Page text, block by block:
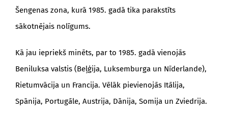
Šengenas zona, kurā 1985. gadā tika parakstīts
sākotnējais nolīgums.
Kā jau iepriekš minēts, par to 1985. gadā vienojās
Beniluksa valstis (Beļģija, Luksemburga un Nīderlande),
Rietumvācija un Francija. Vēlāk pievienojās Itālija,
Spānija, Portugāle, Austrija, Dānija, Somija un Zviedrija.